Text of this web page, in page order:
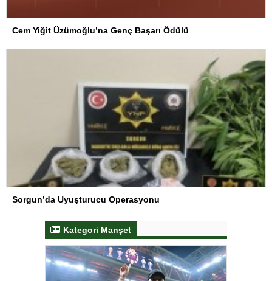
Cem Yiğit Üzümoğlu’na Genç Başarı Ödülü
Sorgun’da Uyuşturucu Operasyonu
Kategori Manşet